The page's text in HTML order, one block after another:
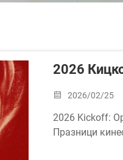
2026
2026/02/25
2026 Kickoff:
Празници